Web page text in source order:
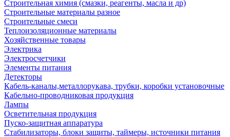
Строительная химия (смазки, реагенты, масла и др)
Строительные материалы разное
Строительные смеси
Теплоизоляционные материалы
Хозяйственные товары
Электрика
Электросчетчики
Элементы питания
Детекторы
Кабель-каналы,металлорукава, трубки, коробки установочные
Кабельно-проводниковая продукция
Лампы
Осветительная продукция
Пуско-защитная аппаратура
Стабилизаторы, блоки защиты, таймеры, источники питания